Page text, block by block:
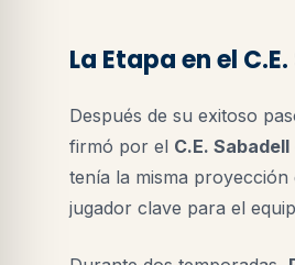
La Etapa en el
Después de su exitoso
firmó por el C.E. Sabadell
tenía la misma proyección
jugador clave para el